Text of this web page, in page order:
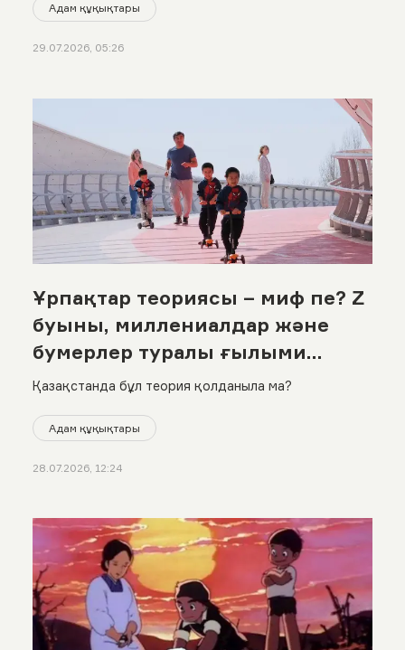
Адам құқықтары
29.07.2026, 05:26
Ұрпақтар теориясы – миф пе? Z
буыны, миллениалдар және
бумерлер туралы ғылыми
шындық
Қазақстанда бұл теория қолданыла ма?
Адам құқықтары
28.07.2026, 12:24